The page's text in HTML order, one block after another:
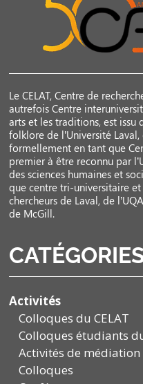
Le CELAT, Centre de
autrefois Centre
arts et les traditions, est issu
folklore de l’Université
formellement en tant que
premier à être reconnu par
des sciences humaines et
que centre tri-universitaire
chercheurs de Laval, de
de McGill.
Activités
Colloques du CELAT
Colloques étudiants
Activités de
Colloques